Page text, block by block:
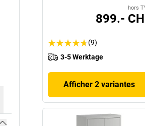
hors
899.-
(9)
3-5 Werktage
Afficher 2 variantes